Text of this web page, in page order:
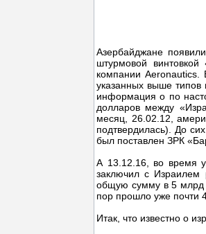
Азербайджане
штурмовой
компании
указанных выше типов
информация о по
долларов между
месяц, 26.02.12,
подтвердилась). До
был поставлен ЗРК
А 13.12.16, во время
заключил с Израилем
общую сумму в 5 млрд
пор прошло уже почти
Итак, что известно о